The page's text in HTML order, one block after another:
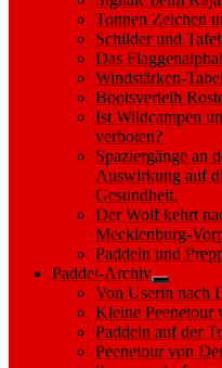
Tonnen Zeichen
Schilder und
Das
Windstärken-
Bootsverleih
Ist Wildcampen
verboten?
Spaziergänge an
Auswirkung auf
Gesundheit.
Der Wolf kehrt
Mecklenburg-
Paddeln und
Paddel-Archiv
Show
sub
menu
Von Userin nach
Kleine Peenetour
Paddeln auf der
Peenetour von